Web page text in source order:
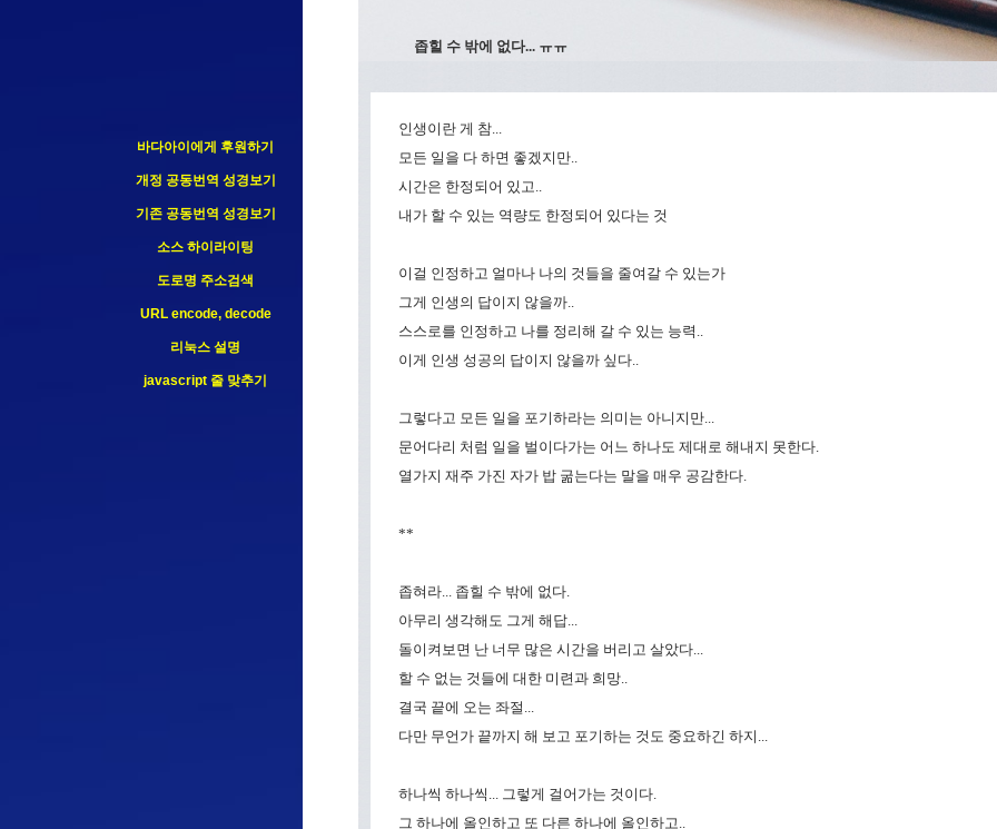
바다아이에게 후원하기
개정 공동번역 성경보기
기존 공동번역 성경보기
소스 하이라이팅
도로명 주소검색
URL encode, decode
리눅스 설명
javascript 줄 맞추기
좁힐 수 밖에 없다... ㅠㅠ
인생이란 게 참...
모든 일을 다 하면 좋겠지만..
시간은 한정되어 있고..
내가 할 수 있는 역량도 한정되어 있다는 것
이걸 인정하고 얼마나 나의 것들을 줄여갈 수 있는가
그게 인생의 답이지 않을까..
스스로를 인정하고 나를 정리해 갈 수 있는 능력..
이게 인생 성공의 답이지 않을까 싶다..
그렇다고 모든 일을 포기하라는 의미는 아니지만...
문어다리 처럼 일을 벌이다가는 어느 하나도 제대로 해내지 못한다.
열가지 재주 가진 자가 밥 굶는다는 말을 매우 공감한다.
**
좁혀라... 좁힐 수 밖에 없다.
아무리 생각해도 그게 해답...
돌이켜보면 난 너무 많은 시간을 버리고 살았다...
할 수 없는 것들에 대한 미련과 희망..
결국 끝에 오는 좌절...
다만 무언가 끝까지 해 보고 포기하는 것도 중요하긴 하지...
하나씩 하나씩... 그렇게 걸어가는 것이다.
그 하나에 올인하고 또 다른 하나에 올인하고..